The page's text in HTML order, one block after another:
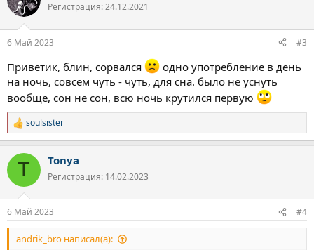
Регистрация: 24.12.2021
6 Май 2023 #3
Приветик, блин, сорвался
одно употребление в день
на ночь, совсем чуть - чуть, для сна. было не уснуть
вообще, сон не сон, всю ночь крутился первую
Р
е
к
и
soulsister
T Tonya
Регистрация: 14.02.2023
6 Май 2023 #4
andrik_bro написал(а):